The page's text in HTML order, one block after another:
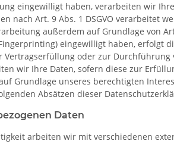
eingewilligt haben, verarbeiten wir
nach Art. 9 Abs. 1 DSGVO verarbeitet
außerdem auf Grundlage von
eingewilligt haben, erfolgt
oder zur
wir Ihre Daten, sofern diese zur
Grundlage unseres berechtigten
Absätzen dieser
Daten
arbeiten wir mit verschiedenen